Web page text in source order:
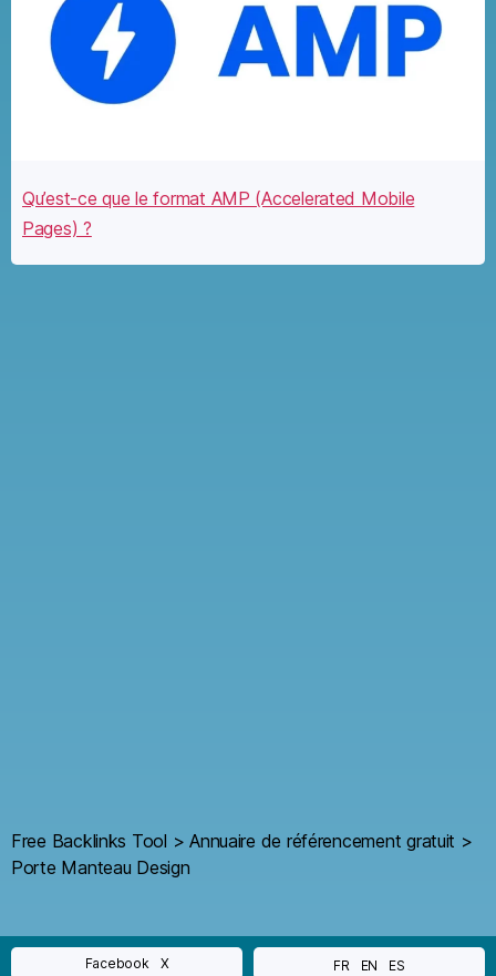
Qu’est-ce que le format AMP (Accelerated Mobile
Pages) ?
Free Backlinks Tool >Annuaire de référencement gratuit >
Porte Manteau Design
Facebook X FR EN ES